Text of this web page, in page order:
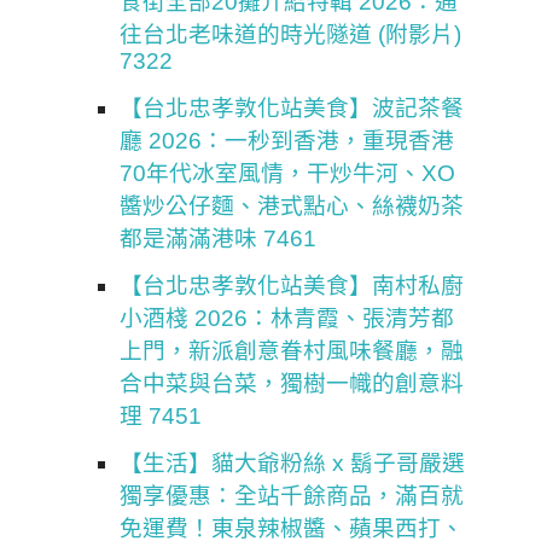
往台北老味道的時光隧道 (附影片)
7322
【台北忠孝敦化站美食】波記茶餐
廳 2026：一秒到香港，重現香港
70年代冰室風情，干炒牛河、XO
醬炒公仔麵、港式點心、絲襪奶茶
都是滿滿港味 7461
【台北忠孝敦化站美食】南村私廚
小酒棧 2026：林青霞、張清芳都
上門，新派創意眷村風味餐廳，融
合中菜與台菜，獨樹一幟的創意料
理 7451
【生活】貓大爺粉絲 x 鬍子哥嚴選
獨享優惠：全站千餘商品，滿百就
免運費！東泉辣椒醬、蘋果西打、